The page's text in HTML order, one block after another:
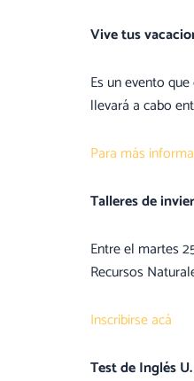
Vive tus
Es un evento
llevará a cabo
Para más
Talleres de
Entre el martes
Recursos
Inscribirse acá
Test de Inglés